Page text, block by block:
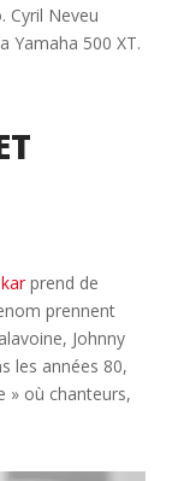
Cyril Neveu
Yamaha 500 XT.
prend de
prennent
Johnny
les années 80,
» où chanteurs,